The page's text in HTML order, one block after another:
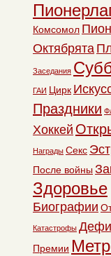
Комсомол
Октябрята
Заседания
ГАИ Цирк
Праздники
Хоккей
Награды Секс
После войны
Здоровье
Биографии
Катастрофы
Премии